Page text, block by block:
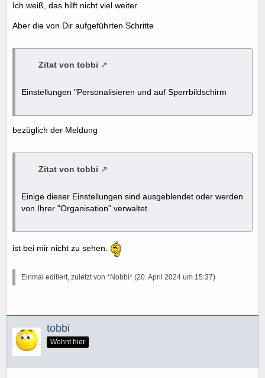
Ich weiß, das hilft nicht viel weiter.
Aber die von Dir aufgeführten Schritte
Zitat von tobbi
Einstellungen "Personalisieren und auf Sperrbildschirm
bezüglich der Meldung
Zitat von tobbi
Einige dieser Einstellungen sind ausgeblendet oder werden
von Ihrer "Organisation" verwaltet.
ist bei mir nicht zu sehen.
Einmal editiert, zuletzt von *Nobbi* (20. April 2024 um 15:37)
tobbi
Wohnt hier